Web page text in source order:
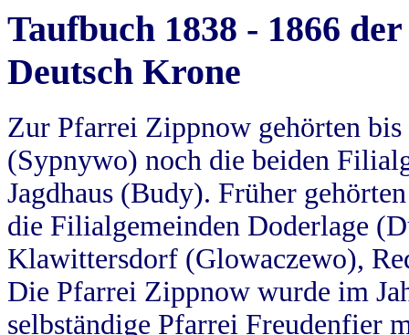
Taufbuch 1838 - 1866
Deutsch Krone
Zur Pfarrei Zippnow gehörten
(Sypnywo) noch die beiden
Jagdhaus (Budy). Früher
die Filialgemeinden Doderlage
Klawittersdorf (Glowaczewo),
Die Pfarrei Zippnow wurde im
selbständige Pfarrei Freudenfier